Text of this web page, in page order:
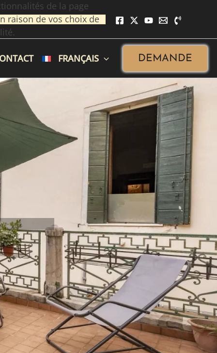
de la page
raison de vos choix de
FRANÇAIS DEMANDE